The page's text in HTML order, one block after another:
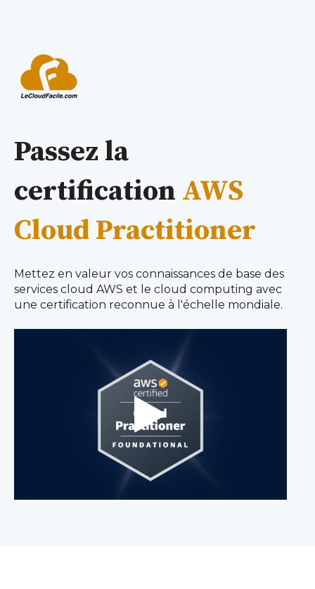
Passez la
certification AWS
Cloud Practitioner
Mettez en valeur vos connaissances de base des
services cloud AWS et le cloud computing avec
une certification reconnue à l'échelle mondiale.